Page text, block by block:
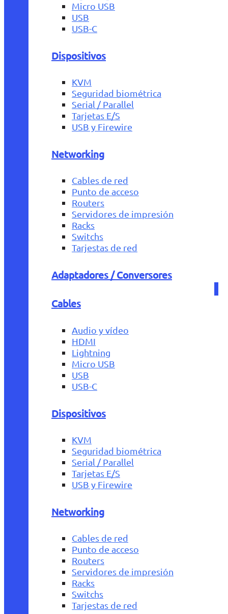
Micro USB
USB
USB-C
Dispositivos
KVM
Seguridad biométrica
Serial / Parallel
Tarjetas E/S
USB y Firewire
Networking
Cables de red
Punto de acceso
Routers
Servidores de impresión
Racks
Switchs
Tarjestas de red
Adaptadores / Conversores
Cables
Audio y vídeo
HDMI
Lightning
Micro USB
USB
USB-C
Dispositivos
KVM
Seguridad biométrica
Serial / Parallel
Tarjetas E/S
USB y Firewire
Networking
Cables de red
Punto de acceso
Routers
Servidores de impresión
Racks
Switchs
Tarjestas de red